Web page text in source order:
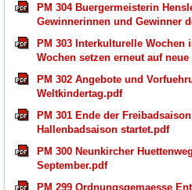
PM 304 Buergermeisterin
Gewinnerinnen und Gewinner
PM 303 Interkulturelle
Wochen setzen erneut auf neue
PM 302 Angebote und
Weltkindertag.pdf
PM 301 Ende der
Hallenbadsaison startet.pdf
PM 300 Neunkircher
September.pdf
PM 299 Ordnungsgemaesse